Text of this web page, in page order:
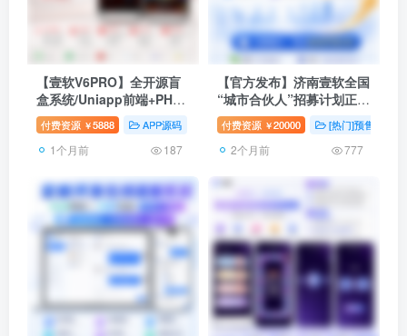
【壹软V6PRO】全开源盲
盒系统/Uniapp前端+PHP
后端/一番赏+爬塔+排名榜
+无限赏
付费资源 ￥5888 APP源码 国内盲盒 壹软互站
1个月前 187
【官方发布】济南壹软全国
“城市合伙人”招募计划正式
启动！
付费资源 ￥20000 [热门]预售项目
2个月前 777